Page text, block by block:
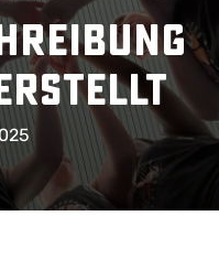
erstellt